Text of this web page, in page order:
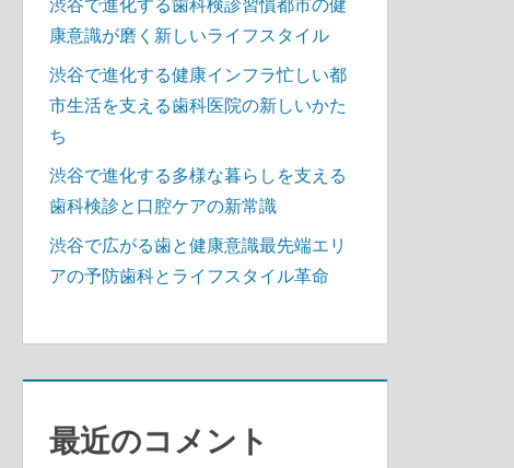
渋谷で進化する歯科検診習慣都市の健
康意識が磨く新しいライフスタイル
渋谷で進化する健康インフラ忙しい都
市生活を支える歯科医院の新しいかた
ち
渋谷で進化する多様な暮らしを支える
歯科検診と口腔ケアの新常識
渋谷で広がる歯と健康意識最先端エリ
アの予防歯科とライフスタイル革命
最近のコメント